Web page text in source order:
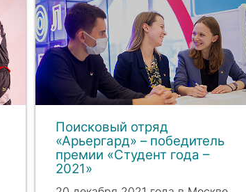
Поисковый отряд
«Арьергард» – победитель
премии «Студент года –
2021»